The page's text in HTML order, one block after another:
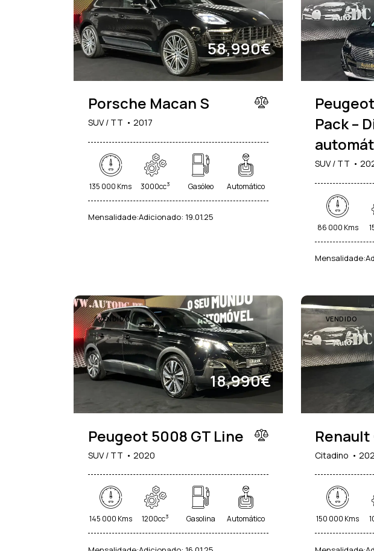
58,990€
Porsche Macan S
SUV / TT 2017
135 000 Kms 3000cc3 Gasóleo Automático
Mensalidade:Adicionado: 19.01.25
Pack –
SUV / TT
86 000 Kms
Mensalidade:
VENDIDO
18,990€
Peugeot 5008 GT Line
SUV / TT 2020
145 000 Kms 1200cc3 Gasolina Automático
VENDIDO
Renault
Citadino
150 000 Kms